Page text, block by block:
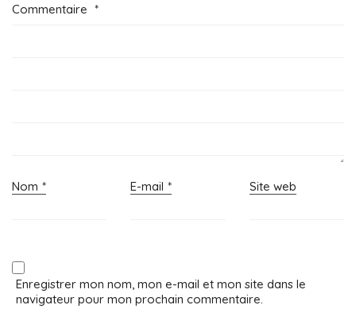
Commentaire *
Nom * E-mail * Site web
Enregistrer mon nom, mon e-mail et mon site dans le
navigateur pour mon prochain commentaire.